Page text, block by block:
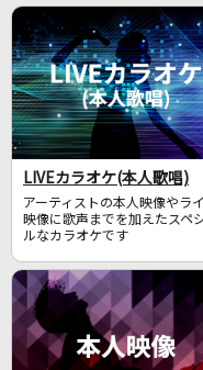
LIVEカラオケ(本人歌唱)
アーティストの本人映像やラ
映像に歌声までを加えたスペ
ルなカラオケです